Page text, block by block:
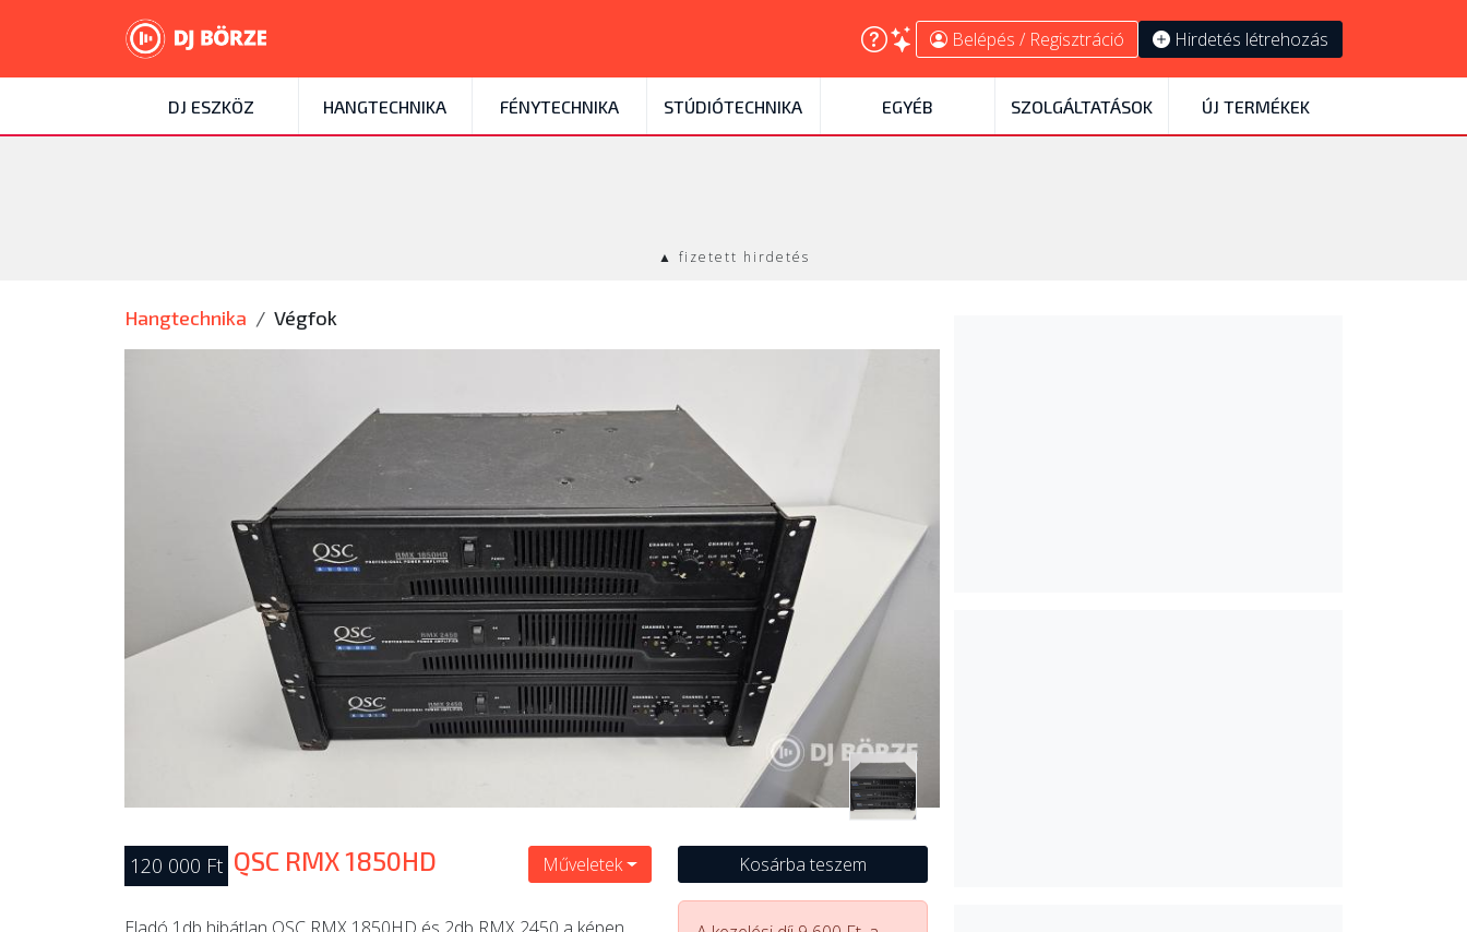
Belépés / Regisztráció Hirdetés létrehozás
DJ ESZKÖZ HANGTECHNIKA FÉNYTECHNIKA STÚDIÓTECHNIKA EGYÉB SZOLGÁLTATÁSOK ÚJ TERMÉKEK
▲ fizetett hirdetés
Hangtechnika Végfok
120 000 Ft QSC RMX 1850HD Műveletek Kosárba teszem